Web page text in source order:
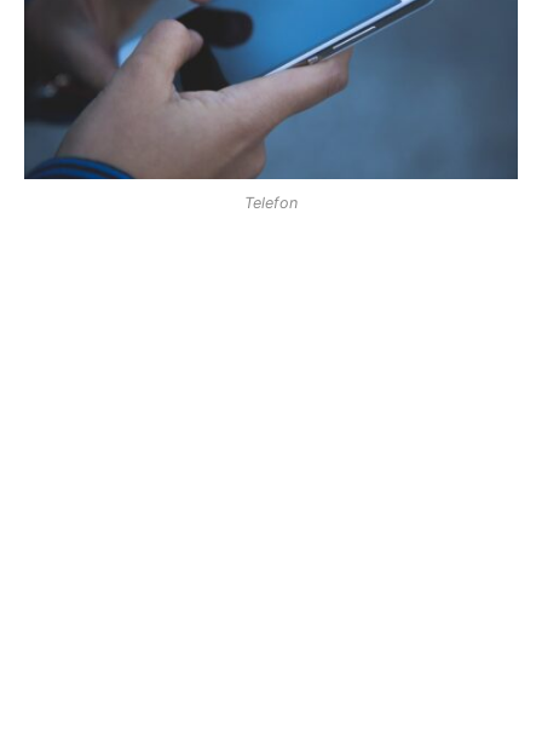
Telefon